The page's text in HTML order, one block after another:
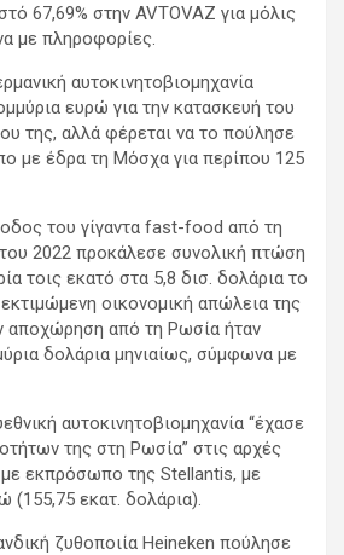
67,69% στην AVTOVAZ για μόλις
με πληροφορίες.
αυτοκινητοβιομηχανία
ευρώ για την κατασκευή του
της, αλλά φέρεται να το πούλησε
με έδρα τη Μόσχα για περίπου 125
του γίγαντα fast-food από τη
2022 προκάλεσε συνολική πτώση
τοις εκατό στα 5,8 δισ. δολάρια το
οικονομική απώλεια της
αποχώρηση από τη Ρωσία ήταν
δολάρια μηνιαίως, σύμφωνα με
αυτοκινητοβιομηχανία “έχασε
της στη Ρωσία” στις αρχές
εκπρόσωπο της Stellantis, με
(155,75 εκατ. δολάρια).
ζυθοποιία Heineken πούλησε